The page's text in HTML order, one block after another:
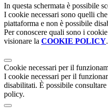
In questa schermata è possibile
I cookie necessari sono quelli
piattaforma e non è possibile
Per conoscere quali sono i
visionare la COOKIE POLICY.
Cookie necessari per il
I cookie necessari per il
disabilitati. È possibile
policy.